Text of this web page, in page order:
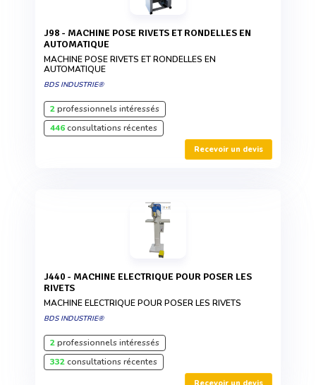
J98 - MACHINE POSE RIVETS ET RONDELLES EN
AUTOMATIQUE
MACHINE POSE RIVETS ET RONDELLES EN
AUTOMATIQUE
BDS INDUSTRIE®
2professionnels intéressés
446consultations récentes
Recevoir un devis
J440 - MACHINE ELECTRIQUE POUR POSER LES
RIVETS
MACHINE ELECTRIQUE POUR POSER LES RIVETS
BDS INDUSTRIE®
2professionnels intéressés
332consultations récentes